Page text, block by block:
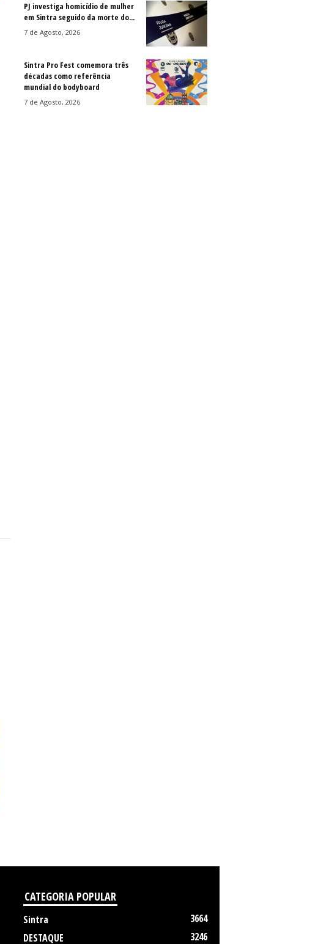
PJ investiga homicídio de mulher
em Sintra seguido da morte do...
7 de Agosto, 2026
Sintra Pro Fest comemora três
décadas como referência
mundial do bodyboard
7 de Agosto, 2026
CATEGORIA POPULAR
Sintra
3664
DESTAQUE
3246